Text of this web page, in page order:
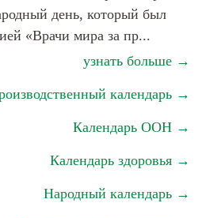
день, который был
«Врачи мира за пр...
узнать больше →
календарь →
Календарь ООН →
Календарь здоровья →
Народный календарь →